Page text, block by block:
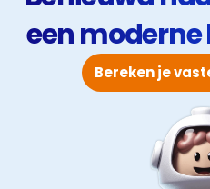
om kort op de bal te
gezond te houden.
een
Bereken je